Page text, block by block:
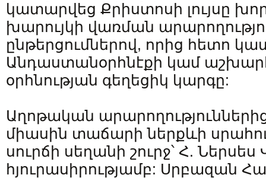
կատարվեց Քրիստոսի լույսը
խարույկի վառման
ընթերցումներով, որից հետո
Անդաստանօրհնէքի կամ
օրհնության գեղեցիկ կարգը:
Աղոթական
միասին տաճարի ներքևի
սուրճի սեղանի շուրջ՝ Հ.
հյուրասիրությամբ: Սրբազան